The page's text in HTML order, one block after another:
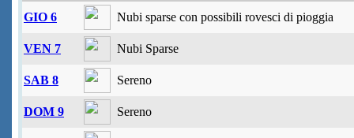
GIO 6
Nubi sparse con possibili rovesci di pioggia
VEN 7 Nubi Sparse
SAB 8 Sereno
DOM 9 Sereno